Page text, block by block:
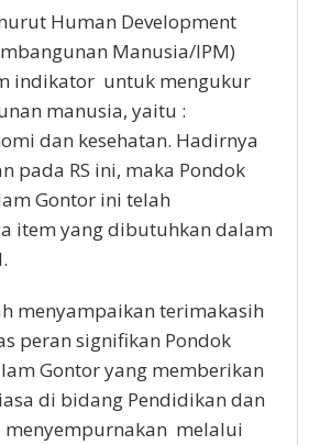
Human Development
Manusia/IPM)
indikator untuk mengukur
manusia, yaitu :
dan kesehatan. Hadirnya
pada RS ini, maka Pondok
Gontor ini telah
item yang dibutuhkan dalam
menyampaikan terimakasih
peran signifikan Pondok
Gontor yang memberikan
di bidang Pendidikan dan
menyempurnakan melalui